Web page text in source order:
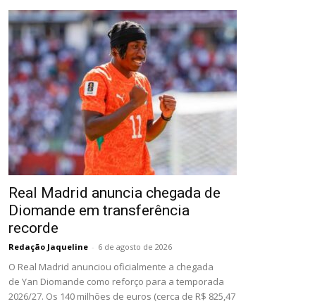
Real Madrid anuncia chegada de
Diomande em transferência
recorde
Redação Jaqueline - 6 de agosto de 2026
O Real Madrid anunciou oficialmente a chegada
de Yan Diomande como reforço para a temporada
2026/27. Os 140 milhões de euros (cerca de R$ 825,47